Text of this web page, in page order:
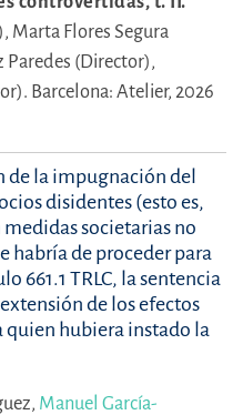
Marta Flores Segura
Paredes (Director),
Barcelona: Atelier, 2026
de la impugnación del
disidentes (esto es,
societarias no
habría de proceder para
661.1 TRLC, la sentencia
de los efectos
hubiera instado la
Manuel García-